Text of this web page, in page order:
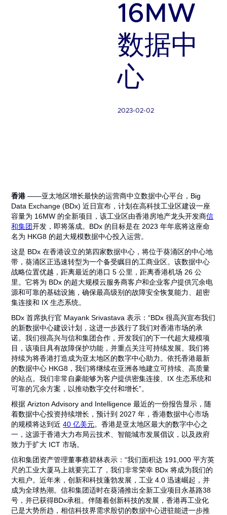
16MW
数据中
心
2023-02-02
香港 ——亚太地区增长最快的运营商中立数据中心平台，Big
Data Exchange (BDx) 近日宣布，计划在高科技工业区建设一座
容量为 16MW 的全新项目，该工业区由香港房地产龙头开发商信
和集团开发，即将落成。BDx 的目标是在 2023 年年底将这座命
名为 HKG8 的超大规模数据中心投入运营。
这是 BDx 在香港设立的第四家数据中心，将位于葵涌区的中心地
带，葵涌区正迅速转型为一个备受瞩目的工商业区。该数据中心
战略位置优越，距离最近的港口 5 公里，距离香港机场 26 公
里。它将为 BDx 的超大规模云服务商客户和企业客户提供冗余电
源和可靠的基础设施，确保最高级别的故障安全恢复能力、超密
集连接和 IX 生态系统。
BDx 首席执行官 Mayank Srivastava 表示：“BDx 很高兴宣布我们
的新数据中心建设计划，这进一步践行了我们对香港市场的承
诺。我们很高兴与信和集团合作，开发我们的下一代超大规模项
目，该项目具有故障保护功能，并重点关注可持续发展。我们将
持续为将香港打造成为亚太地区的数字中心助力。依托香港最新
的数据中心 HKG8，我们将继续在亚洲各地建立可持续、高质量
的站点。我们非常自豪能够为客户提供密集连接、IX 生态系统和
可靠的冗余方案，以推动数字交付和增长”。
根据 Arizton Advisory and Intelligence 最近的一份报告显示，随
着数据中心投资持续增长，预计到 2027 年，香港数据中心市场
的规模将达到近40 亿美元。香港是亚太地区最大的数字中心之
一，这源于香港大力布局云技术、智能城市发展倡议，以及政府
致力于扩大 ICT 市场。
信和集团资产管理董事蔡碧林表示：“我们面积达 191,000 平方英
尺的工业大厦马上就要完工了，我们非常荣幸 BDx 将成为我们的
大租户。近年来，创新和科技蓬勃发展，工业 4.0 迅速崛起，并
成为全球热潮。信和集团适时在葵涌推出全新工业项目永基路38
号，并已获得BDx承租。伴随着创新科技的发展，香港再工业化
已是大势所趋，相信科技界需求殷切的数据中心进驻能进一步推